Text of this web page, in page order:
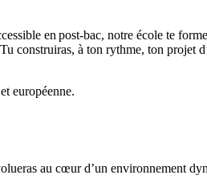
en post-bac, notre école te
construiras, à ton rythme, ton projet
européenne.
au cœur d’un environnement